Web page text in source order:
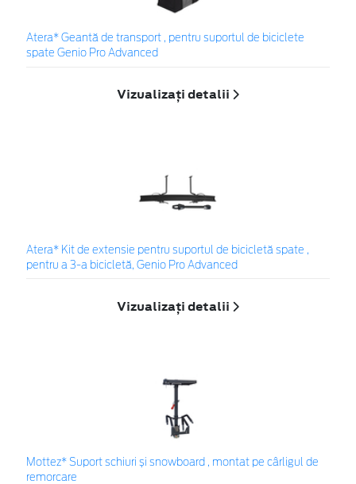
Atera* Geantă de transport , pentru suportul de biciclete
spate Genio Pro Advanced
Vizualizați detalii
Atera* Kit de extensie pentru suportul de bicicletă spate ,
pentru a 3-a bicicletă, Genio Pro Advanced
Vizualizați detalii
Mottez* Suport schiuri și snowboard , montat pe cârligul de
remorcare